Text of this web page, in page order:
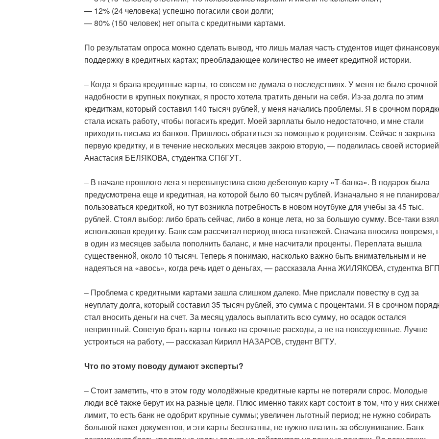
— 12% (24 человека) успешно погасили свои долги;
— 80% (150 человек) нет опыта с кредитными картами.
По результатам опроса можно сделать вывод, что лишь малая часть студентов ищет
поддержку в кредитных картах; преобладающее количество не имеет кредитной истории.
– Когда я брала кредитные карты, то совсем не думала о последствиях. У меня не было срочной
надобности в крупных покупках, я просто хотела тратить деньги на себя. Из-за долга по этим
кредиткам, который составил 140 тысяч рублей, у меня начались проблемы. Я в срочном
стала искать работу, чтобы погасить кредит. Моей зарплаты было недостаточно, и мне стали
приходить письма из банков. Пришлось обратиться за помощью к родителям. Сейчас я закрыла
первую кредитку, и в течение нескольких месяцев закрою вторую, — поделилась своей историей
Анастасия БЕЛЯКОВА, студентка СПбГУТ.
– В начале прошлого лета я перевыпустила свою дебетовую карту «Т-банка». В подарок была
предусмотрена еще и кредитная, на которой было 60 тысяч рублей. Изначально я не
пользоваться кредиткой, но тут возникла потребность в новом ноутбуке для учебы за 45 тыс.
рублей. Стоял выбор: либо брать сейчас, либо в конце лета, но за большую сумму. Все-таки
использовав кредитку. Банк сам рассчитал период вноса платежей. Сначала вносила вовремя,
в один из месяцев забыла пополнить баланс, и мне насчитали проценты. Переплата вышла
существенной, около 10 тысяч. Теперь я понимаю, насколько важно быть внимательным и не
надеяться на «авось», когда речь идет о деньгах, — рассказала Анна ЖИЛЯКОВА, студентка
– Проблема с кредитными картами зашла слишком далеко. Мне прислали повестку в суд за
неуплату долга, который составил 35 тысяч рублей, это сумма с процентами. Я в срочном
стал вносить деньги на счет. За месяц удалось выплатить всю сумму, но осадок остался
неприятный. Советую брать карты только на срочные расходы, а не на повседневные. Лучше
устроиться на работу, — рассказал Кирилл НАЗАРОВ, студент ВГТУ.
Что по этому поводу думают эксперты?
– Стоит заметить, что в этом году молодёжные кредитные карты не потеряли спрос. Молодые
люди всё также берут их на разные цели. Плюс именно таких карт состоит в том, что у них
лимит, то есть банк не одобрит крупные суммы; увеличен льготный период; не нужно собирать
большой пакет документов, и эти карты бесплатны, не нужно платить за обслуживание. Банк